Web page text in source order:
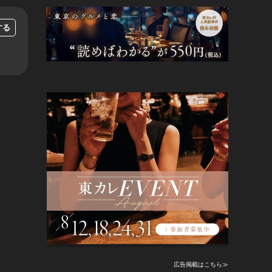
る
広告掲載はこちら≫